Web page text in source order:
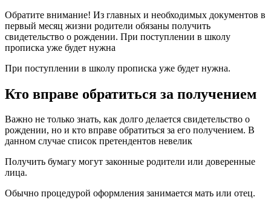
Обратите внимание! Из главных и необходимых документов в
первый месяц жизни родители обязаны получить
свидетельство о рождении. При поступлении в школу
прописка уже будет нужна
При поступлении в школу прописка уже будет нужна.
Кто вправе обратиться за получением
Важно не только знать, как долго делается свидетельство о
рождении, но и кто вправе обратиться за его получением. В
данном случае список претендентов невелик
Получить бумагу могут законные родители или доверенные
лица.
Обычно процедурой оформления занимается мать или отец.